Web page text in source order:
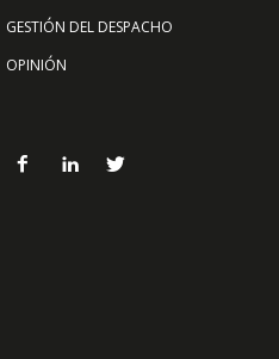
GESTIÓN DEL DESPACHO
OPINIÓN